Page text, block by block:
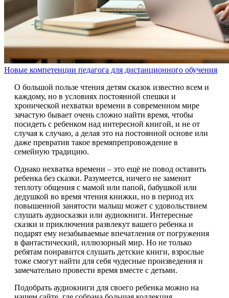
Новые компетенции педагога для дистанционного обучения
О большой пользе чтения детям сказок известно всем и
каждому, но в условиях постоянной спешки и
хронической нехватки времени в современном мире
зачастую бывает очень сложно найти время, чтобы
посидеть с ребенком над интересной книгой, и не от
случая к случаю, а делая это на постоянной основе или
даже превратив такое времяпрепровождение в
семейную традицию.
Однако нехватка времени – это ещё не повод оставить
ребенка без сказки. Разумеется, ничего не заменит
теплоту общения с мамой или папой, бабушкой или
дедушкой во время чтения книжки, но в период их
повышенной занятости малыш может с удовольствием
слушать аудиосказки или аудиокниги. Интересные
сказки и приключения развлекут вашего ребенка и
подарят ему незабываемые впечатления от погружения
в фантастический, иллюзорный мир. Но не только
ребятам понравится слушать детские книги, взрослые
тоже смогут найти для себя чудесные произведения и
замечательно провести время вместе с детьми.
Подобрать аудиокниги для своего ребенка можно на